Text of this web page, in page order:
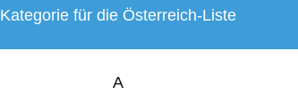
Kategorie für die Österreich-Liste
A